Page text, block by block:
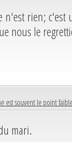
rien; c'est
nous le
est souvent le point
mari.